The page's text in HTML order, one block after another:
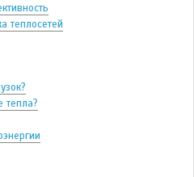
теплосетей
тепла?